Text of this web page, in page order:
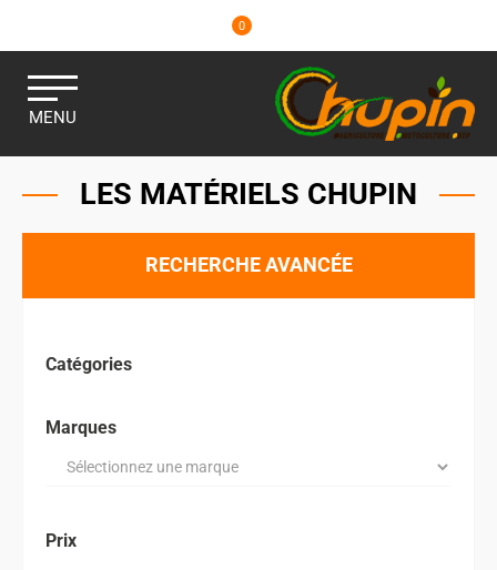
0
MENU
LES MATÉRIELS CHUPIN
RECHERCHE AVANCÉE
Catégories
Marques
Prix